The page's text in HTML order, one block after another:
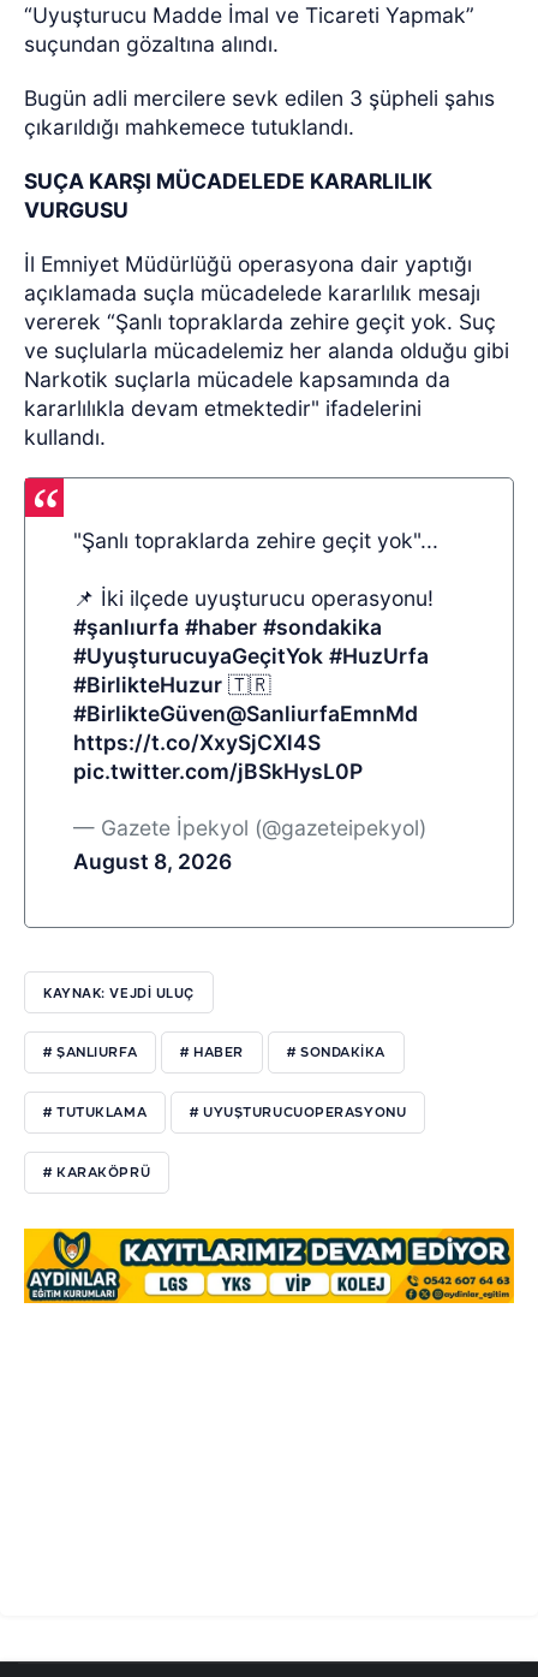
“Uyuşturucu Madde İmal ve Ticareti Yapmak”
suçundan gözaltına alındı.
Bugün adli mercilere sevk edilen 3 şüpheli şahıs
çıkarıldığı mahkemece tutuklandı.
SUÇA KARŞI MÜCADELEDE KARARLILIK
VURGUSU
İl Emniyet Müdürlüğü operasyona dair yaptığı
açıklamada suçla mücadelede kararlılık mesajı
vererek “Şanlı topraklarda zehire geçit yok. Suç
ve suçlularla mücadelemiz her alanda olduğu gibi
Narkotik suçlarla mücadele kapsamında da
kararlılıkla devam etmektedir" ifadelerini
kullandı.
"Şanlı topraklarda zehire geçit yok"...
📌 İki ilçede uyuşturucu operasyonu!
#şanlıurfa #haber #sondakika
#UyuşturucuyaGeçitYok #HuzUrfa
#BirlikteHuzur 🇹🇷
#BirlikteGüven@SanliurfaEmnMd
https://t.co/XxySjCXl4S
pic.twitter.com/jBSkHysL0P
— Gazete İpekyol (@gazeteipekyol)
August 8, 2026
KAYNAK: VEJDI ULUÇ
# ŞANLIURFA # HABER # SONDAKIKA
# TUTUKLAMA # UYUŞTURUCUOPERASYONU
# KARAKÖPRÜ